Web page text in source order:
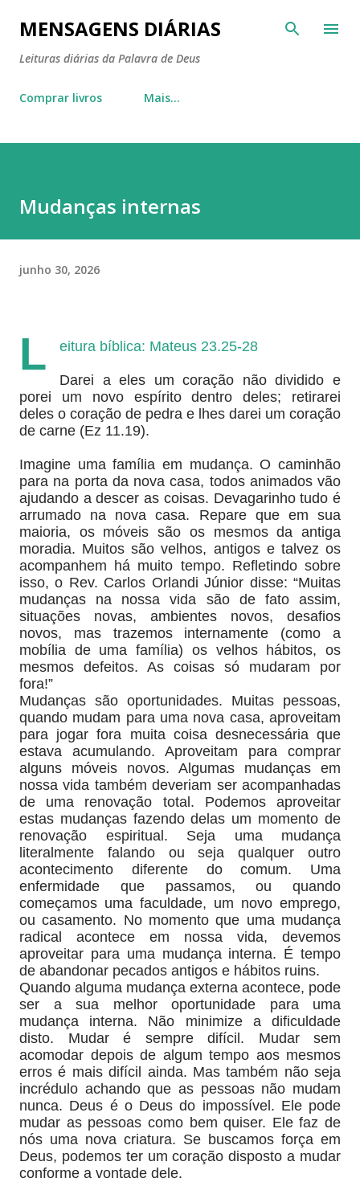
Pular para o conteúdo principal
MENSAGENS DIÁRIAS
Leituras diárias da Palavra de Deus
Comprar livros Mais…
Mudanças internas
junho 30, 2026
L eitura bíblica: Mateus 23.25-28
Darei a eles um coração não dividido e
porei um novo espírito dentro deles; retirarei
deles o coração de pedra e lhes darei um coração
de carne (Ez 11.19).
Imagine uma família em mudança. O caminhão
para na porta da nova casa, todos animados vão
ajudando a descer as coisas. Devagarinho tudo é
arrumado na nova casa. Repare que em sua
maioria, os móveis são os mesmos da antiga
moradia. Muitos são velhos, antigos e talvez os
acompanhem há muito tempo. Refletindo sobre
isso, o Rev. Carlos Orlandi Júnior disse: “Muitas
mudanças na nossa vida são de fato assim,
situações novas, ambientes novos, desafios
novos, mas trazemos internamente (como a
mobília de uma família) os velhos hábitos, os
mesmos defeitos. As coisas só mudaram por
fora!”
Mudanças são oportunidades. Muitas pessoas,
quando mudam para uma nova casa, aproveitam
para jogar fora muita coisa desnecessária que
estava acumulando. Aproveitam para comprar
alguns móveis novos. Algumas mudanças em
nossa vida também deveriam ser acompanhadas
de uma renovação total. Podemos aproveitar
estas mudanças fazendo delas um momento de
renovação espiritual. Seja uma mudança
literalmente falando ou seja qualquer outro
acontecimento diferente do comum. Uma
enfermidade que passamos, ou quando
começamos uma faculdade, um novo emprego,
ou casamento. No momento que uma mudança
radical acontece em nossa vida, devemos
aproveitar para uma mudança interna. É tempo
de abandonar pecados antigos e hábitos ruins.
Quando alguma mudança externa acontece, pode
ser a sua melhor oportunidade para uma
mudança interna. Não minimize a dificuldade
disto. Mudar é sempre difícil. Mudar sem
acomodar depois de algum tempo aos mesmos
erros é mais difícil ainda. Mas também não seja
incrédulo achando que as pessoas não mudam
nunca. Deus é o Deus do impossível. Ele pode
mudar as pessoas como bem quiser. Ele faz de
nós uma nova criatura. Se buscamos força em
Deus, podemos ter um coração disposto a mudar
conforme a vontade dele.